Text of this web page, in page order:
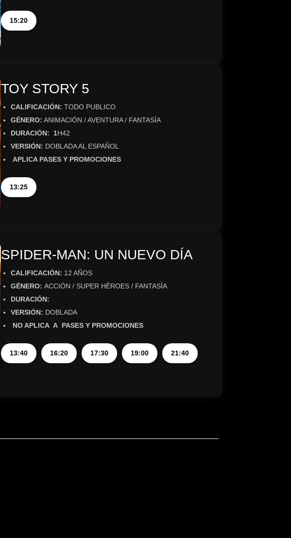
15:20
TOY STORY 5
CALIFICACIÓN: TODO PUBLICO
GÉNERO: ANIMACIÓN / AVENTURA / FANTASÍA
DURACIÓN: 1H42
VERSIÓN: DOBLADA AL ESPAÑOL
APLICA PASES Y PROMOCIONES
13:25
SPIDER-MAN: UN NUEVO DÍA
CALIFICACIÓN: 12 AÑOS
GÉNERO: ACCIÓN / SUPER HÉROES / FANTASÍA
DURACIÓN:
VERSIÓN: DOBLADA
NO APLICA A PASES Y PROMOCIONES
13:40 16:20 17:30 19:00 21:40